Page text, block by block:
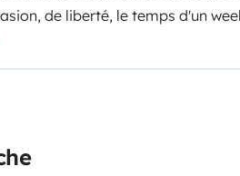
de liberté, le temps d'un
départements ' Drôme et
France ou l'Europe à bord de
chaises, et de nombreux